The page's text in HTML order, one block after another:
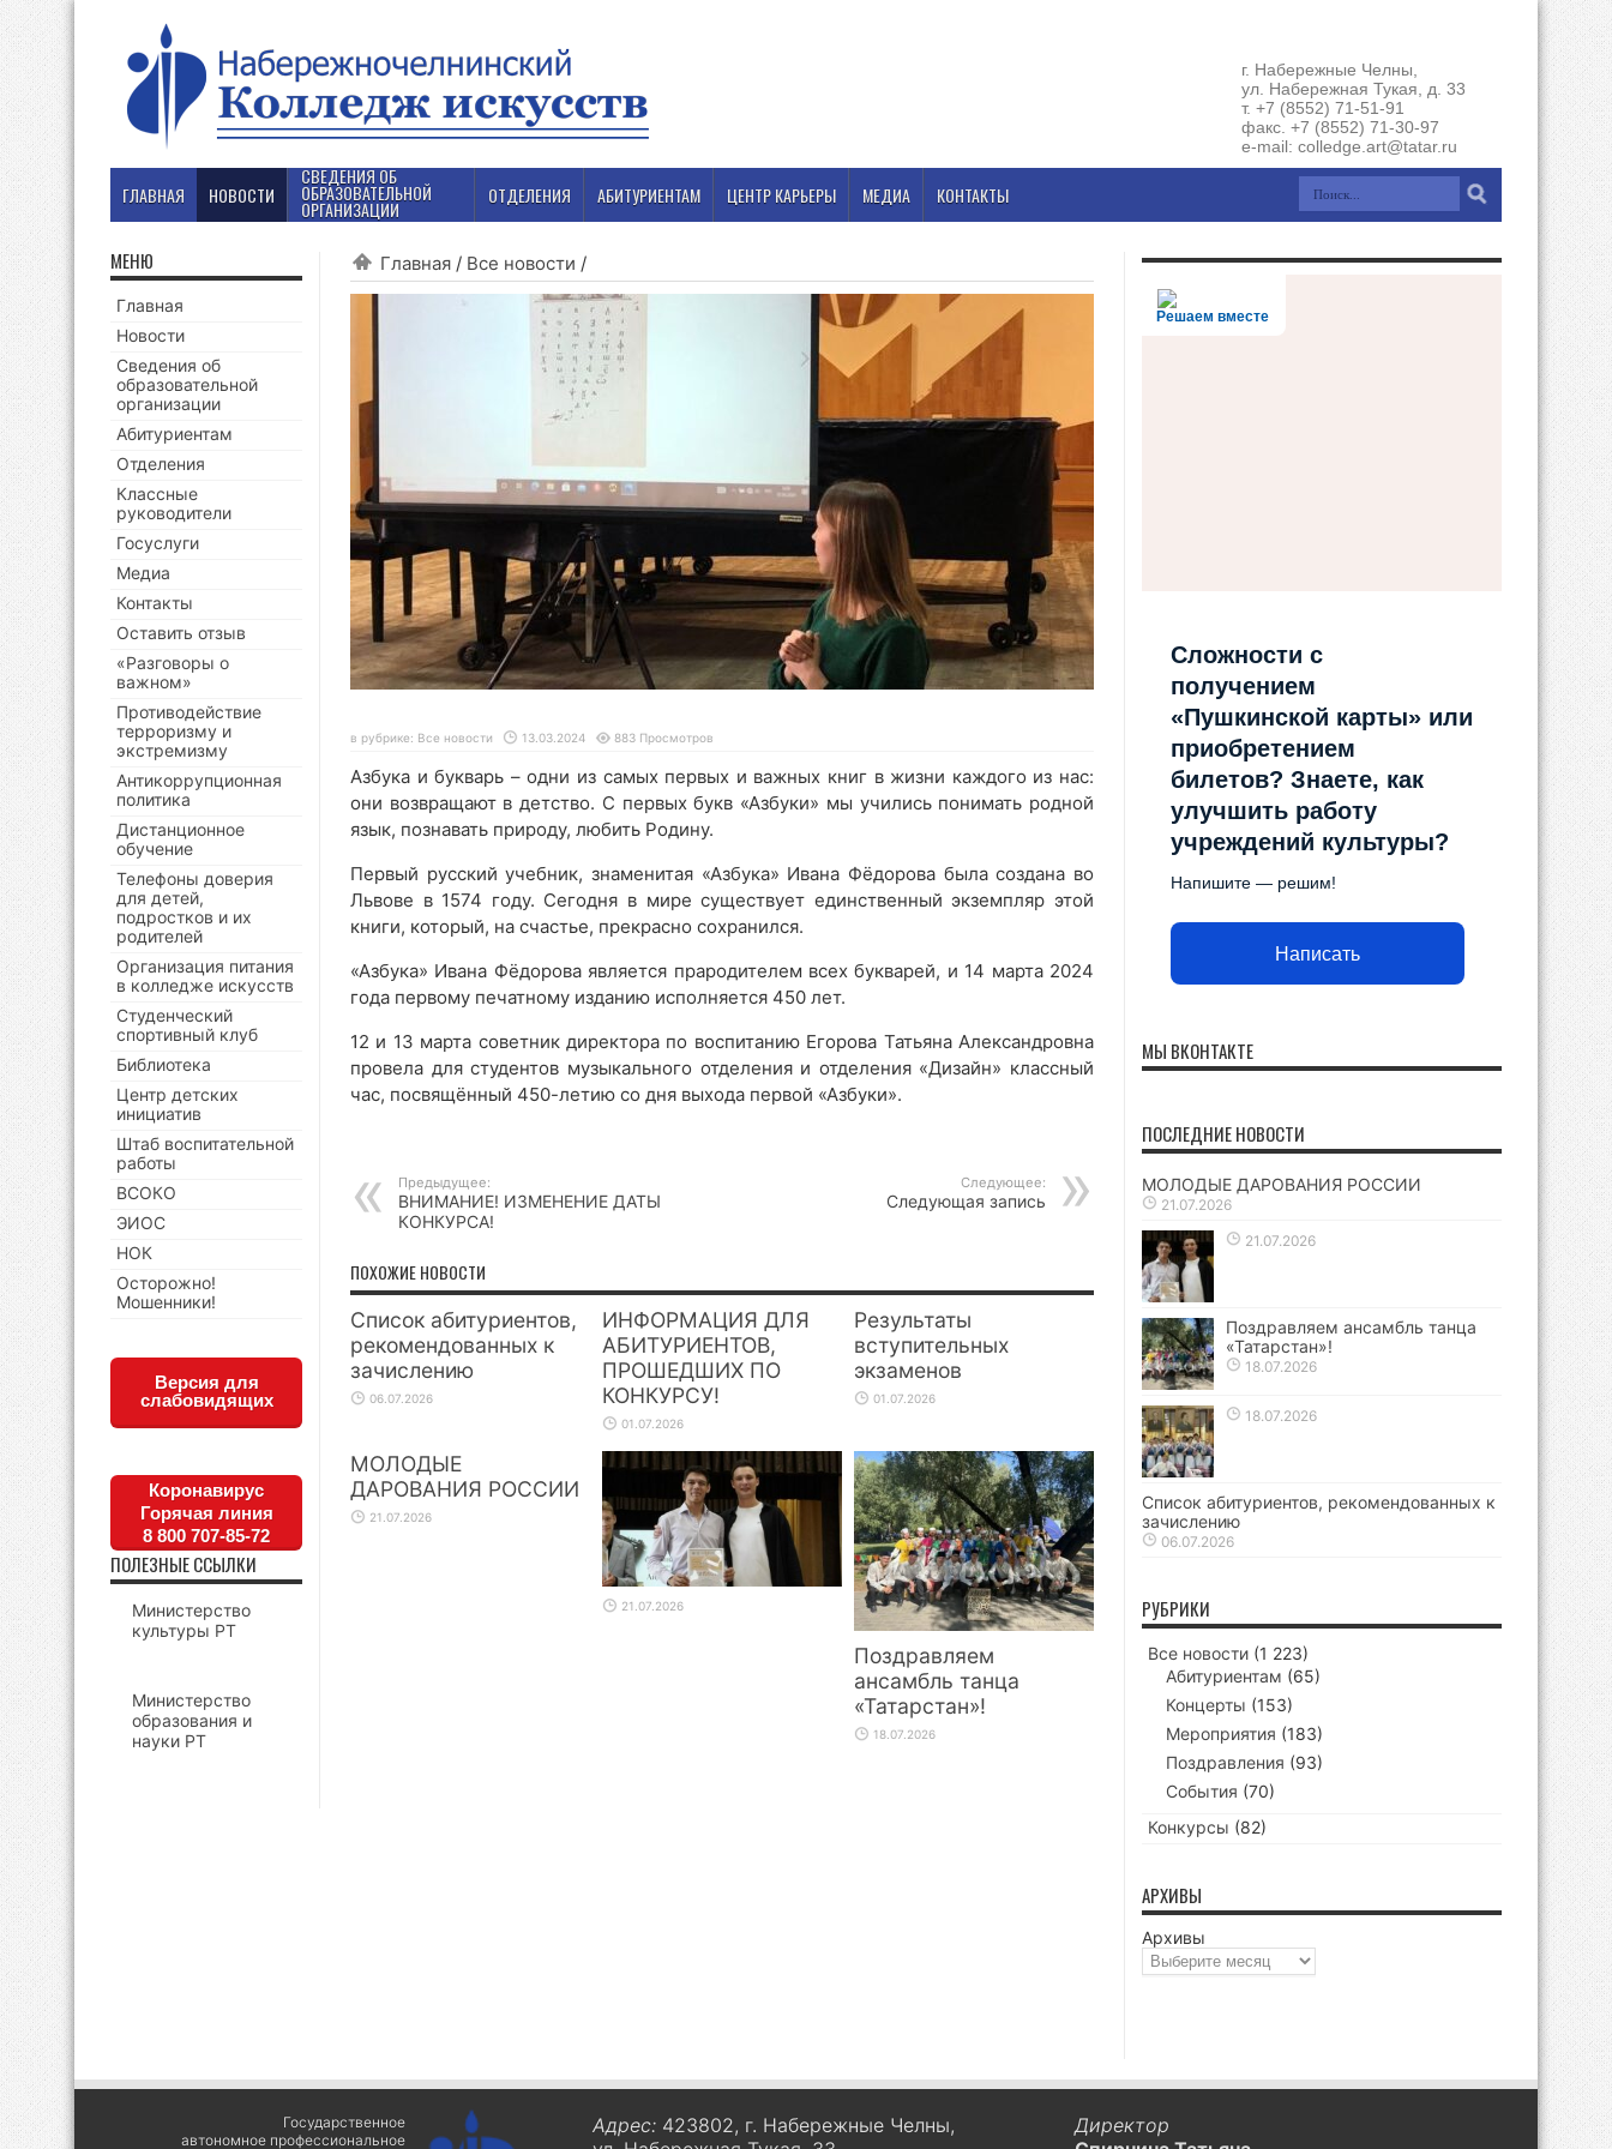
г. Набережные Челны,
ул. Набережная Тукая, д. 33
т. +7 (8552) 71-51-91
факс. +7 (8552) 71-30-97
e-mail: colledge.art@tatar.ru
ГЛАВНАЯ НОВОСТИ
СВЕДЕНИЯ ОБ
ОБРАЗОВАТЕЛЬНОЙ
ОРГАНИЗАЦИИ
ОТДЕЛЕНИЯ АБИТУРИЕНТАМ ЦЕНТР КАРЬЕРЫ МЕДИА КОНТАКТЫ
Главная / Все новости /
в рубрике: Все новости 13.03.2024 883 Просмотров
Азбука и букварь – одни из самых первых и важных книг в жизни каждого из нас:
они возвращают в детство. С первых букв «Азбуки» мы учились понимать родной
язык, познавать природу, любить Родину.
Первый русский учебник, знаменитая «Азбука» Ивана Фёдорова была создана во
Львове в 1574 году. Сегодня в мире существует единственный экземпляр этой
книги, который, на счастье, прекрасно сохранился.
«Азбука» Ивана Фёдорова является прародителем всех букварей, и 14 марта 2024
года первому печатному изданию исполняется 450 лет.
12 и 13 марта советник директора по воспитанию Егорова Татьяна Александровна
провела для студентов музыкального отделения и отделения «Дизайн» классный
час, посвящённый 450-летию со дня выхода первой «Азбуки».
Предыдущее:
ВНИМАНИЕ! ИЗМЕНЕНИЕ ДАТЫ
КОНКУРСА!
Следующее:
Следующая запись
ПОХОЖИЕ НОВОСТИ
Список абитуриентов,
рекомендованных к
зачислению
06.07.2026
ИНФОРМАЦИЯ ДЛЯ
АБИТУРИЕНТОВ,
ПРОШЕДШИХ ПО
КОНКУРСУ!
01.07.2026
Результаты
вступительных
экзаменов
01.07.2026
МОЛОДЫЕ
ДАРОВАНИЯ РОССИИ
21.07.2026
21.07.2026
Поздравляем
ансамбль танца
«Татарстан»!
18.07.2026
МЕНЮ
Главная
Новости
Сведения об
образовательной
организации
Абитуриентам
Отделения
Классные
руководители
Госуслуги
Медиа
Контакты
Оставить отзыв
«Разговоры о
важном»
Противодействие
терроризму и
экстремизму
Антикоррупционная
политика
Дистанционное
обучение
Телефоны доверия
для детей,
подростков и их
родителей
Организация питания
в колледже искусств
Студенческий
спортивный клуб
Библиотека
Центр детских
инициатив
Штаб воспитательной
работы
ВСОКО
ЭИОС
НОК
Осторожно!
Мошенники!
Версия для
слабовидящих
Коронавирус
Горячая линия
8 800 707-85-72
ПОЛЕЗНЫЕ ССЫЛКИ
Министерство
культуры РТ
Министерство
образования и
науки РТ
Решаем вместе
Сложности с
получением
«Пушкинской карты» или
приобретением
билетов? Знаете, как
улучшить работу
учреждений культуры?
Напишите — решим!
Написать
МЫ ВКОНТАКТЕ
ПОСЛЕДНИЕ НОВОСТИ
МОЛОДЫЕ ДАРОВАНИЯ РОССИИ
21.07.2026
21.07.2026
Поздравляем ансамбль танца
«Татарстан»!
18.07.2026
18.07.2026
Список абитуриентов, рекомендованных к
зачислению
06.07.2026
РУБРИКИ
Все новости (1 223)
Абитуриентам (65)
Концерты (153)
Мероприятия (183)
Поздравления (93)
События (70)
Конкурсы (82)
АРХИВЫ
Архивы
Государственное
автономное профессиональное
Адрес: 423802, г. Набережные Челны,
Директор